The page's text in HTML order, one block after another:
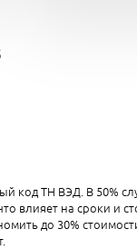
код ТН ВЭД. В 50%
влияет на сроки и
до 30%